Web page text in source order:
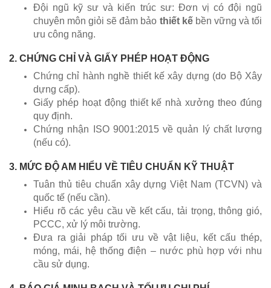
Đội ngũ kỹ sư và kiến trúc sư: Đơn vị có đội ngũ
chuyên môn giỏi sẽ đảm bảo thiết kếbền vững và tối
ưu công năng.
2. CHỨNG CHỈ VÀ GIẤY PHÉP HOẠT ĐỘNG
Chứng chỉ hành nghề thiết kế xây dựng (do Bộ Xây
dựng cấp).
Giấy phép hoạt động thiết kế nhà xưởng theo đúng
quy định.
Chứng nhận ISO 9001:2015 về quản lý chất lượng
(nếu có).
3. MỨC ĐỘ AM HIỂU VỀ TIÊU CHUẨN KỸ THUẬT
Tuân thủ tiêu chuẩn xây dựng Việt Nam (TCVN) và
quốc tế (nếu cần).
Hiểu rõ các yêu cầu về kết cấu, tải trọng, thông gió,
PCCC, xử lý môi trường.
Đưa ra giải pháp tối ưu về vật liệu, kết cấu thép,
móng, mái, hệ thống điện – nước phù hợp với nhu
cầu sử dụng.